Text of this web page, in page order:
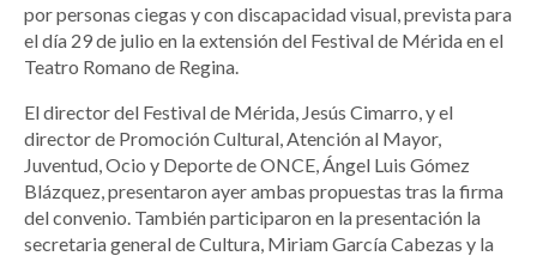
por personas ciegas y con discapacidad visual, prevista para
el día 29 de julio en la extensión del Festival de Mérida en el
Teatro Romano de Regina.
El director del Festival de Mérida, Jesús Cimarro, y el
director de Promoción Cultural, Atención al Mayor,
Juventud, Ocio y Deporte de ONCE, Ángel Luis Gómez
Blázquez, presentaron ayer ambas propuestas tras la firma
del convenio. También participaron en la presentación la
secretaria general de Cultura, Miriam García Cabezas y la